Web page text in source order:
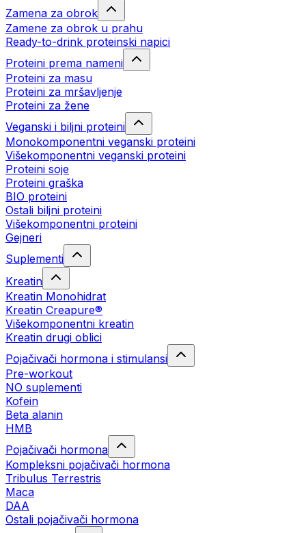
Zamena za obrok
Zamene za obrok u prahu
Ready-to-drink proteinski napici
Proteini prema nameni
Proteini za masu
Proteini za mršavljenje
Proteini za žene
Veganski i biljni proteini
Monokomponentni veganski proteini
Višekomponentni veganski proteini
Proteini soje
Proteini graška
BIO proteini
Ostali biljni proteini
Višekomponentni proteini
Gejneri
Suplementi
Kreatin
Kreatin Monohidrat
Kreatin Creapure®
Višekomponentni kreatin
Kreatin drugi oblici
Pojačivači hormona i stimulansi
Pre-workout
NO suplementi
Kofein
Beta alanin
HMB
Pojačivači hormona
Kompleksni pojačivači hormona
Tribulus Terrestris
Maca
DAA
Ostali pojačivači hormona